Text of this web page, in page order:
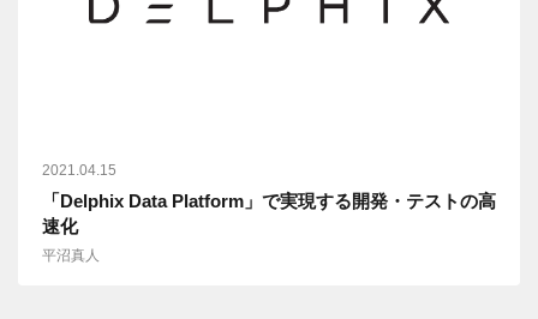
2021.04.15
「Delphix Data Platform」で実現する開発・テストの高
速化
平沼真人